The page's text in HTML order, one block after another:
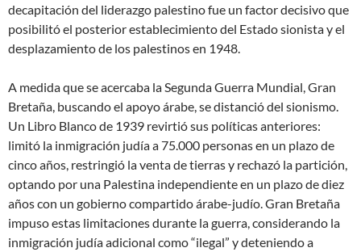
decapitación del liderazgo palestino fue un factor decisivo que
posibilitó el posterior establecimiento del Estado sionista y el
desplazamiento de los palestinos en 1948.
A medida que se acercaba la Segunda Guerra Mundial, Gran
Bretaña, buscando el apoyo árabe, se distanció del sionismo.
Un Libro Blanco de 1939 revirtió sus políticas anteriores:
limitó la inmigración judía a 75.000 personas en un plazo de
cinco años, restringió la venta de tierras y rechazó la partición,
optando por una Palestina independiente en un plazo de diez
años con un gobierno compartido árabe-judío. Gran Bretaña
impuso estas limitaciones durante la guerra, considerando la
inmigración judía adicional como “ilegal” y deteniendo a